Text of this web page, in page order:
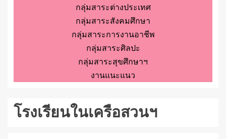
กลุ่มสาระต่างประเทศ
กลุ่มสาระสังคมศึกษา
กลุ่มสาระการงานอาชีพ
กลุ่มสาระศิลปะ
กลุ่มสาระสุขศึกษาฯ
งานแนะแนว
โรงเรียนในเครือสวนฯ